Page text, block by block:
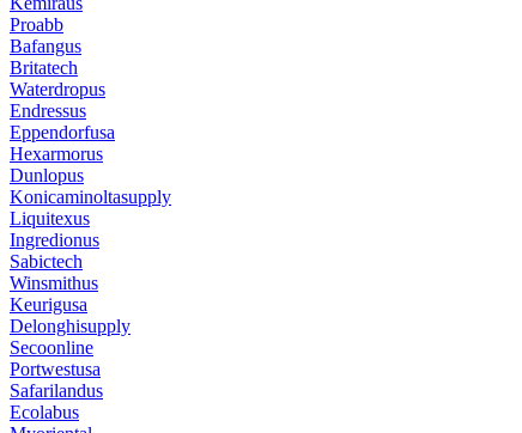
Proabb
Bafangus
Britatech
Waterdropus
Endressus
Eppendorfusa
Hexarmorus
Dunlopus
Konicaminoltasupply
Liquitexus
Ingredionus
Sabictech
Winsmithus
Keurigusa
Delonghisupply
Secoonline
Portwestusa
Safarilandus
Ecolabus